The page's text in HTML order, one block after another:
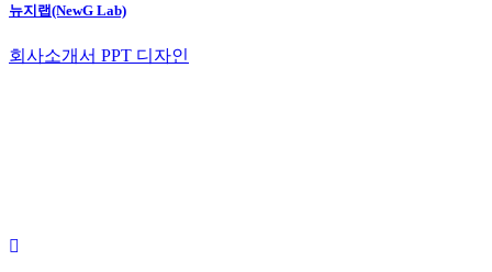
뉴지랩(NewG Lab)
회사소개서 PPT 디자인